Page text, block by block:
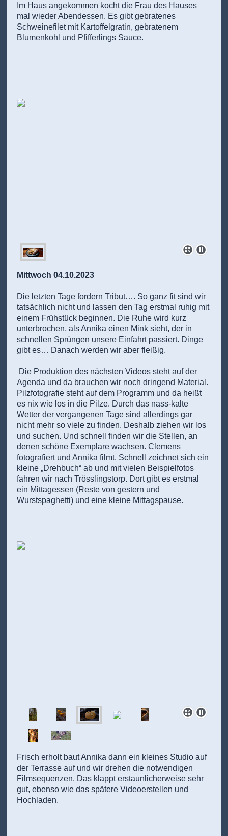
Im Haus angekommen kocht die Frau des Hauses
mal wieder Abendessen. Es gibt gebratenes
Schweinefilet mit Kartoffelgratin, gebratenem
Blumenkohl und Pfifferlings Sauce.
Mittwoch 04.10.2023
Die letzten Tage fordern Tribut…. So ganz fit sind wir
tatsächlich nicht und lassen den Tag erstmal ruhig mit
einem Frühstück beginnen. Die Ruhe wird kurz
unterbrochen, als Annika einen Mink sieht, der in
schnellen Sprüngen unsere Einfahrt passiert. Dinge
gibt es… Danach werden wir aber fleißig.
Die Produktion des nächsten Videos steht auf der
Agenda und da brauchen wir noch dringend Material.
Pilzfotografie steht auf dem Programm und da heißt
es nix wie los in die Pilze. Durch das nass-kalte
Wetter der vergangenen Tage sind allerdings gar
nicht mehr so viele zu finden. Deshalb ziehen wir los
und suchen. Und schnell finden wir die Stellen, an
denen schöne Exemplare wachsen. Clemens
fotografiert und Annika filmt. Schnell zeichnet sich ein
kleine „Drehbuch“ ab und mit vielen Beispielfotos
fahren wir nach Trösslingstorp. Dort gibt es erstmal
ein Mittagessen (Reste von gestern und
Wurstspaghetti) und eine kleine Mittagspause.
Frisch erholt baut Annika dann ein kleines Studio auf
der Terrasse auf und wir drehen die notwendigen
Filmsequenzen. Das klappt erstaunlicherweise sehr
gut, ebenso wie das spätere Videoerstellen und
Hochladen.